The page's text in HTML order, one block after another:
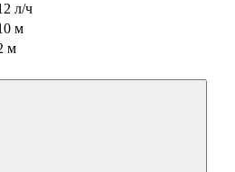
л/ч
м
м